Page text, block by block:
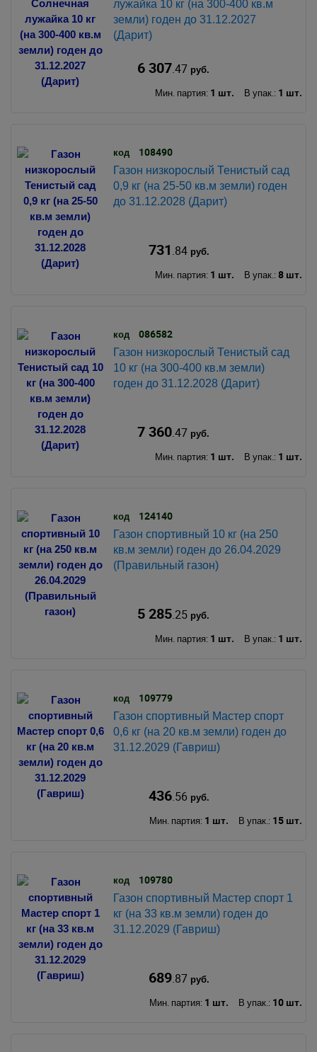
лужайка 10 кг (на 300-400 кв.м
земли) годен до 31.12.2027
(Дарит)
6 307.47 руб.
Мин. партия: 1 шт. В упак.: 1 шт.
код 108490
Газон низкорослый Тенистый сад
0,9 кг (на 25-50 кв.м земли) годен
до 31.12.2028 (Дарит)
731.84руб.
Мин. партия: 1 шт. В упак.: 8 шт.
код 086582
Газон низкорослый Тенистый сад
10 кг (на 300-400 кв.м земли)
годен до 31.12.2028 (Дарит)
7 360.47 руб.
Мин. партия: 1 шт. В упак.: 1 шт.
код 124140
Газон спортивный 10 кг (на 250
кв.м земли) годен до 26.04.2029
(Правильный газон)
5 285.25руб.
Мин. партия: 1 шт. В упак.: 1 шт.
код 109779
Газон спортивный Мастер спорт
0,6 кг (на 20 кв.м земли) годен до
31.12.2029 (Гавриш)
436.56 руб.
Мин. партия: 1 шт. В упак.: 15 шт.
код 109780
Газон спортивный Мастер спорт 1
кг (на 33 кв.м земли) годен до
31.12.2029 (Гавриш)
689.87 руб.
Мин. партия: 1 шт. В упак.: 10 шт.